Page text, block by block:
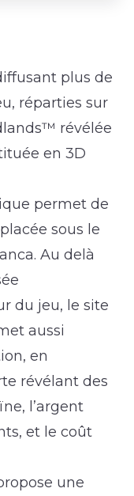
plus de
réparties sur
révélée
en 3D
permet de
sous le
Au delà
du jeu, le site
aussi
en
révélant des
l’argent
et le coût
une